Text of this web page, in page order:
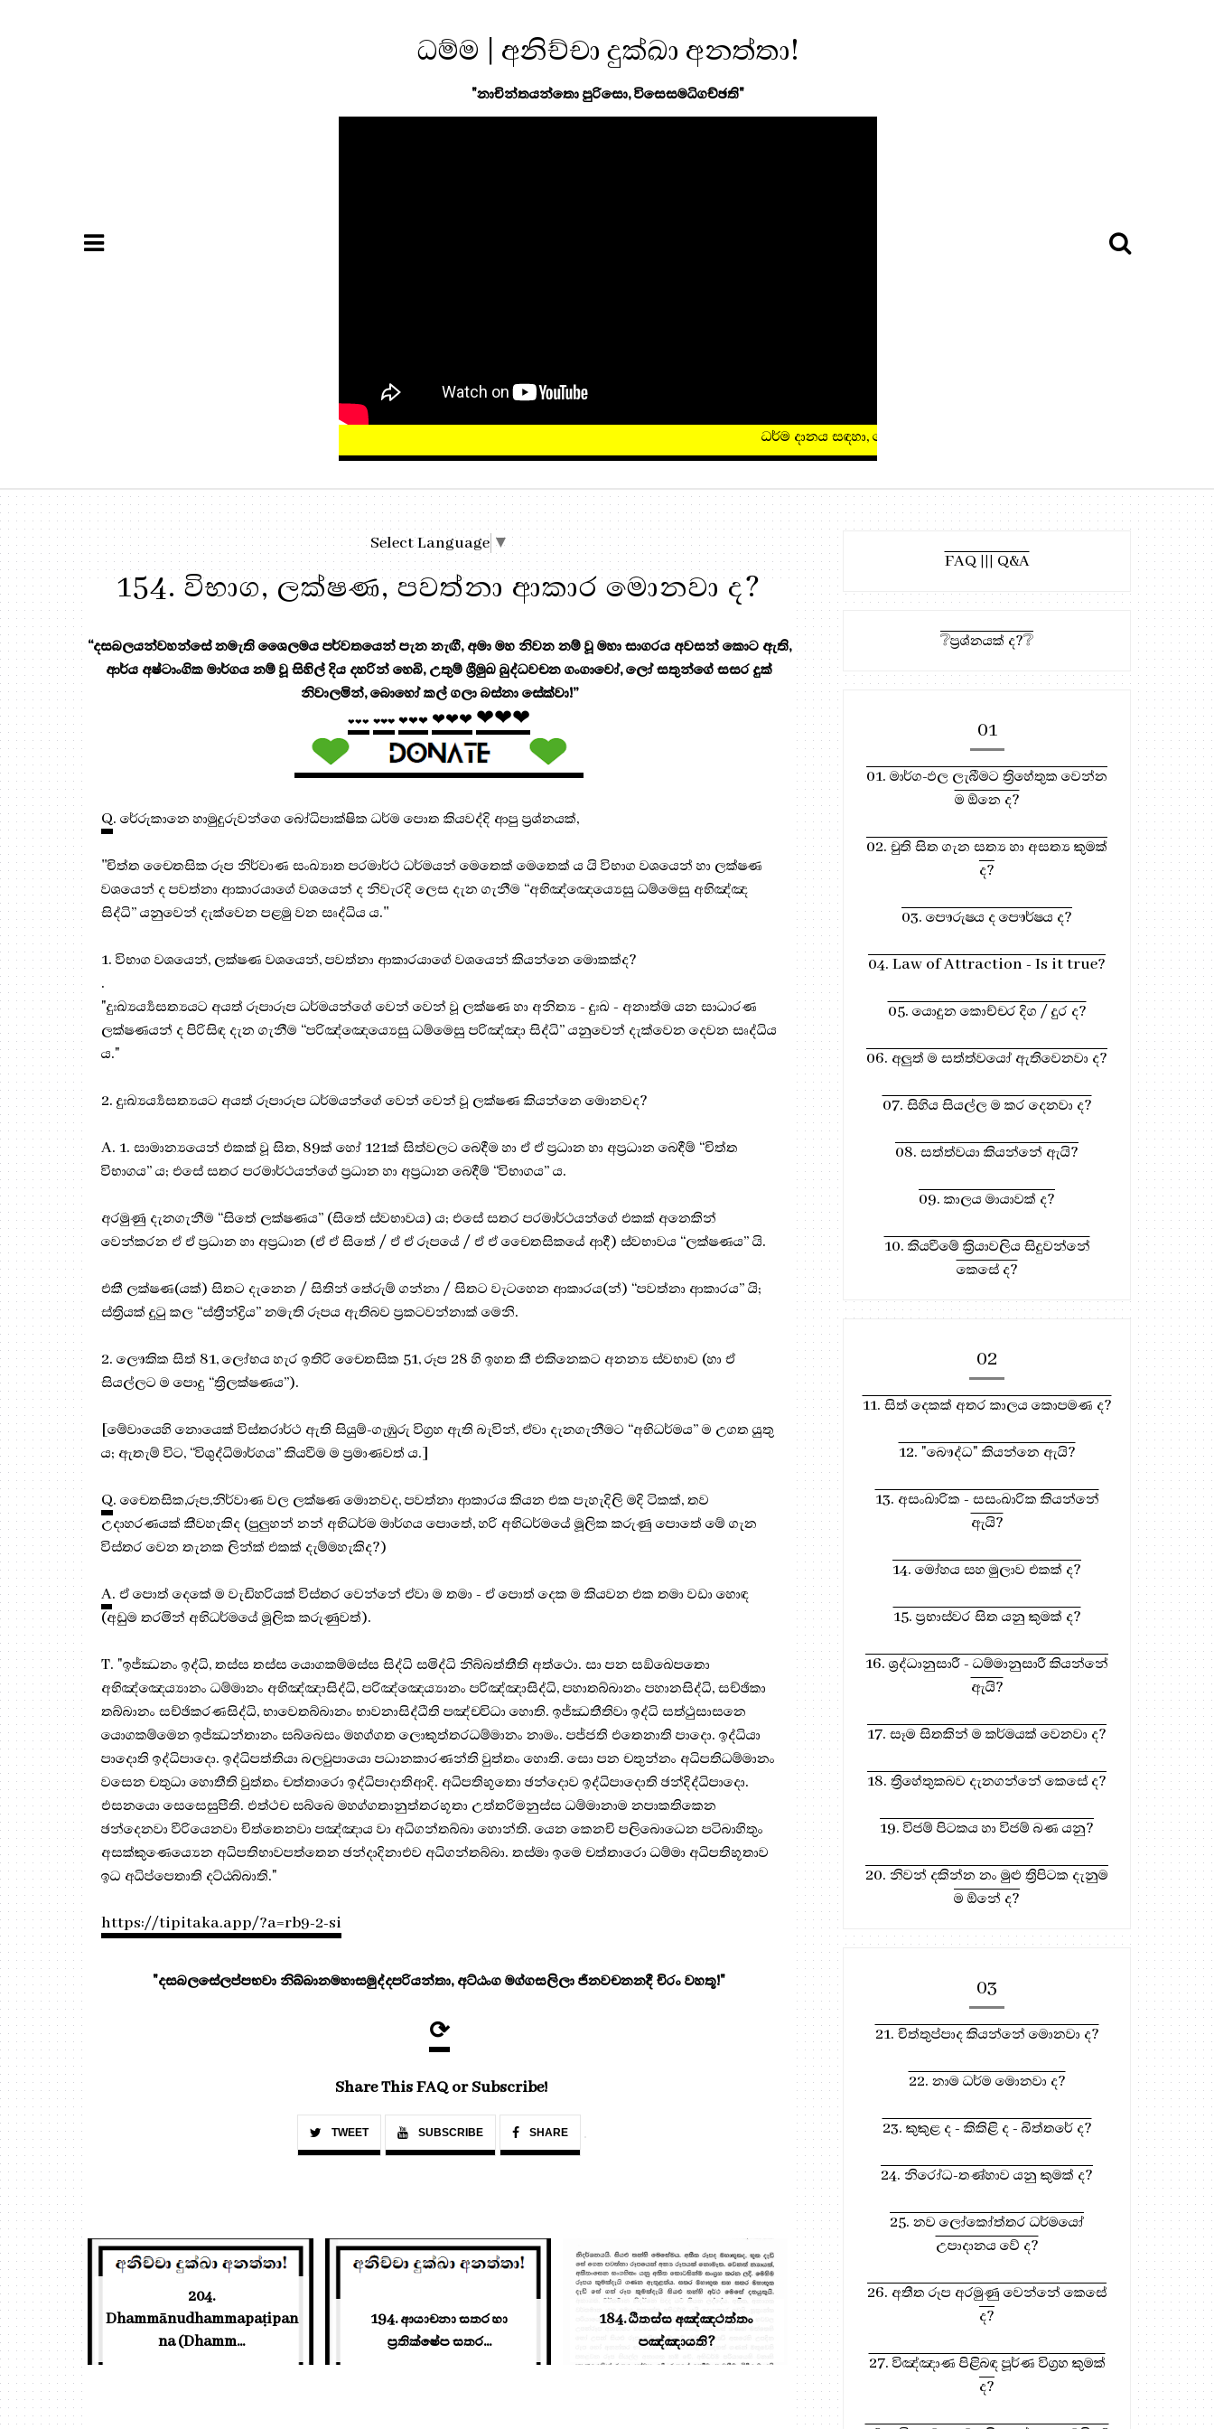
ධම්ම | අනිච්චා දුක්ඛා අනත්තා!
"නාචින්තයන්තො පුරිසො, විසෙසමධිගච්ඡති"
ධර්ම දානය සඳහා, මෙතැන ඔබන්න!
Select Language ▼
154. විභාග, ලක්ෂණ, පවත්නා ආකාර මොනවා ද?
“දසබලයන්වහන්සේ නමැති ශෛලමය පර්වතයෙන් පැන නැඟී, අමා මහ නිවන නම් වූ මහා සාගරය අවසන් කොට ඇති,
ආර්ය අෂ්ටාංගික මාර්ගය නම් වූ සිහිල් දිය දහරින් හෙබි, උතුම් ශ්‍රීමුඛ බුද්ධවචන ගංගාවෝ, ලෝ සතුන්ගේ සසර දුක්
නිවාලමින්, බොහෝ කල් ගලා බස්නා සේක්වා!”
❤❤❤ ❤❤❤ ❤❤❤ ❤❤❤ ❤❤❤
Q. රේරුකානෙ හාමුදුරුවන්ගෙ බෝධිපාක්ෂික ධර්ම පොත කියවද්දි ආපු ප්‍රශ්නයක්,
''චිත්ත චෛතසික රූප නිර්වාණ සංඛ්‍යාත පරමාර්ථ ධර්මයන් මෙතෙක් මෙතෙක් ය යි විභාග වශයෙන් හා ලක්ෂණ
වශයෙන් ද පවත්නා ආකාරයාගේ වශයෙන් ද නිවැරදි ලෙස දැන ගැනීම “අභිඤ්ඤෙය්‍යෙසු ධම්මෙසු අභිඤ්ඤ
සිද්ධි” යනුවෙන් දැක්වෙන පළමු වන සෘද්ධිය ය.''
1. විභාග වශයෙන්, ලක්ෂණ වශයෙන්, පවත්නා ආකාරයාගේ වශයෙන් කියන්නෙ මොකක්ද?
.
"දුඃඛ්‍යර්‍ය්‍යසත්‍යයට අයත් රූපාරූප ධර්මයන්ගේ වෙන් වෙන් වූ ලක්ෂණ හා අනිත්‍ය - දුඃඛ - අනාත්ම යන සාධාරණ
ලක්ෂණයන් ද පිරිසිඳ දැන ගැනීම “පරිඤ්ඤෙය්‍යෙසු ධම්මෙසු පරිඤ්ඤා සිද්ධි” යනුවෙන් දැක්වෙන දෙවන සෘද්ධිය
ය."
2. දුඃඛ්‍යර්‍ය්‍යසත්‍යයට අයත් රූපාරූප ධර්මයන්ගේ වෙන් වෙන් වූ ලක්ෂණ කියන්නෙ මොනවද?
A. 1. සාමාන්‍යයෙන් එකක් වූ සිත, 89ක් හෝ 121ක් සිත්වලට බෙදීම හා ඒ ඒ ප්‍රධාන හා අප්‍රධාන බෙදීම් “චිත්ත
විභාගය” ය; එසේ සතර පරමාර්ථයන්ගේ ප්‍රධාන හා අප්‍රධාන බෙදීම් “විභාගය” ය.
අරමුණු දැනගැනීම “සිතේ ලක්ෂණය” (සිතේ ස්වභාවය) ය; එසේ සතර පරමාර්ථයන්ගේ එකක් අනෙකින්
වෙන්කරන ඒ ඒ ප්‍රධාන හා අප්‍රධාන (ඒ ඒ සිතේ / ඒ ඒ රූපයේ / ඒ ඒ චෛතසිකයේ ආදී) ස්වභාවය “ලක්ෂණය” යි.
එකී ලක්ෂණ(යක්) සිතට දැනෙන / සිතින් තේරුම් ගන්නා / සිතට වැටහෙන ආකාරය(න්) “පවත්නා ආකාරය” යි;
ස්ත්‍රියක් දුටු කල “ස්ත්‍රීන්ද්‍රිය” නමැති රූපය ඇතිබව ප්‍රකටවන්නාක් මෙනි.
2. ලෞකික සිත් 81, ලෝභය හැර ඉතිරි චෛතසික 51, රූප 28 හි ඉහත කී එකිනෙකට අනන්‍ය ස්වභාව (හා ඒ
සියල්ලට ම පොදු “ත්‍රිලක්ෂණය”).
[මේවායෙහි නොයෙක් විස්තරාර්ථ ඇති සියුම්-ගැඹුරු විග්‍රහ ඇති බැවින්, ඒවා දැනගැනීමට “අභිධර්මය” ම උගත යුතු
ය; ඇතැම් විට, “විශුද්ධිමාර්ගය” කියවීම ම ප්‍රමාණවත් ය.]
Q. චෛතසික,රූප,නිර්වාණ වල ලක්ෂණ මොනවද, පවත්නා ආකාරය කියන එක පැහැදිලි මදි ටිකක්, තව
උදාහරණයක් කීවහැකිද (පුලුහන් නන් අභිධර්ම මාර්ගය පොතේ, හරි අභිධර්මයේ මූලික කරුණු පොතේ මේ ගැන
විස්තර වෙන තැනක ලින්ක් එකක් දැම්මහැකිද?)
A. ඒ පොත් දෙකේ ම වැඩිහරියක් විස්තර වෙන්නේ ඒවා ම තමා - ඒ පොත් දෙක ම කියවන එක තමා වඩා හොඳ
(අඩුම තරමින් අභිධර්මයේ මූලික කරුණුවත්).
T. "ඉජ්ඣනං ඉද්ධි, තස්ස තස්ස යොගකම්මස්ස සිද්ධි සමිද්ධි නිබ්බත්තීති අත්ථො. සා පන සඞ්ඛෙපතො
අභිඤ්ඤෙය්‍යානං ධම්මානං අභිඤ්ඤාසිද්ධි, පරිඤ්ඤෙය්‍යානං පරිඤ්ඤාසිද්ධි, පහාතබ්බානං පහානසිද්ධි, සච්ඡිකා
තබ්බානං සච්ඡිකරණසිද්ධි, භාවෙතබ්බානං භාවනාසිද්ධීති පඤ්චවිධා හොති. ඉජ්ඣතීතිවා ඉද්ධි සත්ථුසාසනෙ
යොගකම්මෙන ඉජ්ඣන්තානං සබ්බෙසං මහග්ගත ලොකුත්තරධම්මානං නාමං. පජ්ජති එතෙනාති පාදො. ඉද්ධියා
පාදොති ඉද්ධිපාදො. ඉද්ධිපත්තියා බලවුපායො පධානකාරණන්ති වුත්තං හොති. සො පන චතුන්නං අධිපතිධම්මානං
වසෙන චතුධා හොතීති වුත්තං චත්තාරො ඉද්ධිපාදාතිආදි. අධිපතිභූතො ඡන්දොව ඉද්ධිපාදොති ඡන්දිද්ධිපාදො.
එසනයො සෙසෙසුපීති. එත්ථච සබ්බෙ මහග්ගතානුත්තරභූතා උත්තරිමනුස්ස ධම්මානාම නපාකතිකෙන
ඡන්දෙනවා වීරියෙනවා චිත්තෙනවා පඤ්ඤාය වා අධිගන්තබ්බා හොන්ති. යෙන කෙනචි පලිබොධෙන පටිබාහිතුං
අසක්කුණෙය්‍යෙන අධිපතිභාවපත්තෙන ඡන්දාදිනාඑව අධිගන්තබ්බා. තස්මා ඉමෙ චත්තාරො ධම්මා අධිපතිභූතාව
ඉධ අධිප්පෙතාති දට්ඨබ්බාති."
https://tipitaka.app/?a=rb9-2-si
"දසබලසේලප්පභවා නිබ්බානමහාසමුද්දපරියන්තා, අට්ඨංග මග්ගසලිලා ජිනවචනනදී චිරං වහතූ!"
⟳
Share This FAQ or Subscribe!
TWEET SUBSCRIBE SHARE
204.
Dhammānudhammapaṭipan
na (Dhamm...
194. ආයාචනා සතර හා
ප්‍රතික්‌ෂේප සතර...
184. ඨිතස්ස අඤ්ඤථත්තං
පඤ්ඤායති?
254. සිත නැත්නම් ලෝකයක්
244. චෛතසිකයක
කොපමණ ද?
FAQ ||| Q&A
❔ප්‍රශ්නයක් ද?❔
01
01. මාර්ග-ඵල ලැබීමට ත්‍රිහේතුක වෙන්න
ම ඕනෙ ද?
02. චුති සිත ගැන සත්‍ය හා අසත්‍ය කුමක්
ද?
03. පෞරුෂය ද පෞර්ෂය ද?
04. Law of Attraction - Is it true?
05. යොදුන කොච්චර දිග / දුර ද?
06. අලුත් ම සත්ත්වයෝ ඇතිවෙනවා ද?
07. සිහිය සියල්ල ම කර දෙනවා ද?
08. සත්ත්වයා කියන්නේ ඇයි?
09. කාලය මායාවක් ද?
10. කියවීමේ ක්‍රියාවලිය සිදුවන්නේ
කෙසේ ද?
02
11. සිත් දෙකක් අතර කාලය කොපමණ ද?
12. "බෞද්ධ" කියන්නෙ ඇයි?
13. අසංඛාරික - සසංඛාරික කියන්නේ
ඇයි?
14. මෝහය සහ මුලාව එකක් ද?
15. ප්‍රභාස්වර සිත යනු කුමක් ද?
16. ශ්‍රද්ධානුසාරී - ධම්මානුසාරී කියන්නේ
ඇයි?
17. සෑම සිතකින් ම කර්මයක් වෙනවා ද?
18. ත්‍රිහේතුකබව දැනගන්නේ කෙසේ ද?
19. විජම් පිටකය හා විජම් බණ යනු?
20. නිවන් දකින්න නං මුළු ත්‍රිපිටක දැනුම
ම ඕනේ ද?
03
21. චිත්තුප්පාද කියන්නේ මොනවා ද?
22. නාම ධර්ම මොනවා ද?
23. කුකුළ ද - කිකිළි ද - බිත්තරේ ද?
24. නිරෝධ-තණ්හාව යනු කුමක් ද?
25. නව ලෝකෝත්තර ධර්මයෝ
උපාදානය වේ ද?
26. අතීත රූප අරමුණු වෙන්නේ කෙසේ
ද?
27. විඤ්ඤාණ පිළිබඳ පූර්ණ විග්‍රහ කුමක්
ද?